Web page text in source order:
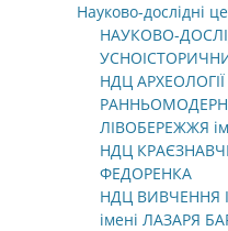
Науково-дослідні
НАУКОВО-
НДЦ
ЛІВОБЕРЕЖЖЯ
НДЦ
ФЕДОРЕНКА
НДЦ ВИВЧЕННЯ
імені ЛАЗАРЯ